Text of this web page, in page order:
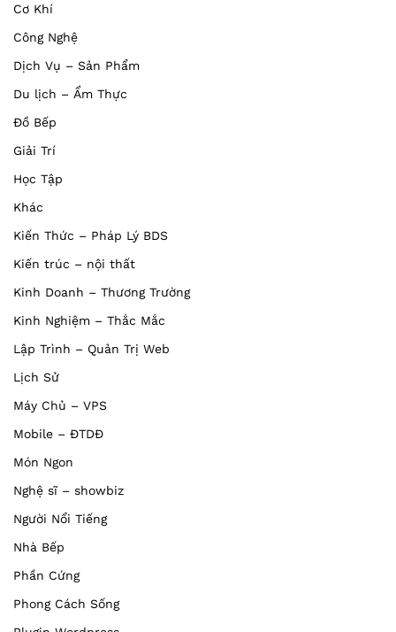
Cơ Khí
Công Nghệ
Dịch Vụ – Sản Phẩm
Du lịch – Ẩm Thực
Đồ Bếp
Giải Trí
Học Tập
Khác
Kiến Thức – Pháp Lý BDS
Kiến trúc – nội thất
Kinh Doanh – Thương Trường
Kinh Nghiệm – Thắc Mắc
Lập Trình – Quản Trị Web
Lịch Sử
Máy Chủ – VPS
Mobile – ĐTDĐ
Món Ngon
Nghệ sĩ – showbiz
Người Nổi Tiếng
Nhà Bếp
Phần Cứng
Phong Cách Sống